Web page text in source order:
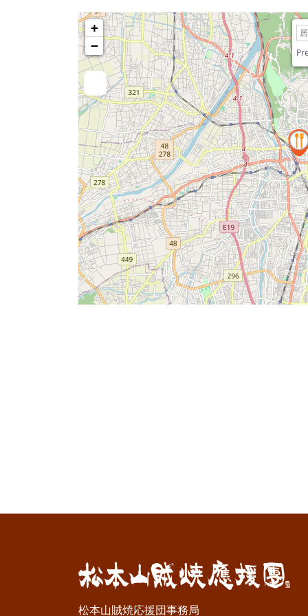
+
−
松本山賊焼応援団事務局